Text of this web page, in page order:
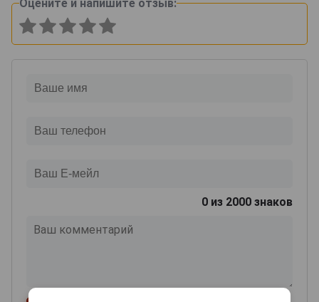
Оцените и напишите отзыв:
0 из 2000 знаков